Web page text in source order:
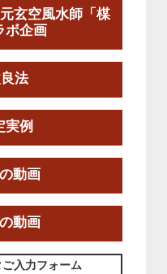
しました。
易学講座』
しました。
四柱立命学（四
しました。
玄空風水師「楳
ボ企画
法
実例
動画
動画
入力フォーム